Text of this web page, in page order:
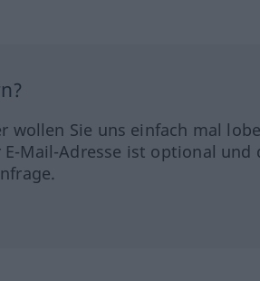
wollen Sie uns einfach mal
E-Mail-Adresse ist optional und